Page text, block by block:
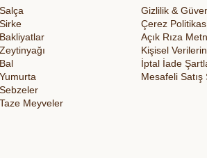
Meyveler
Gizlilik &
Çerez
Açık Rıza
Kişisel
İptal İade
Mesafeli